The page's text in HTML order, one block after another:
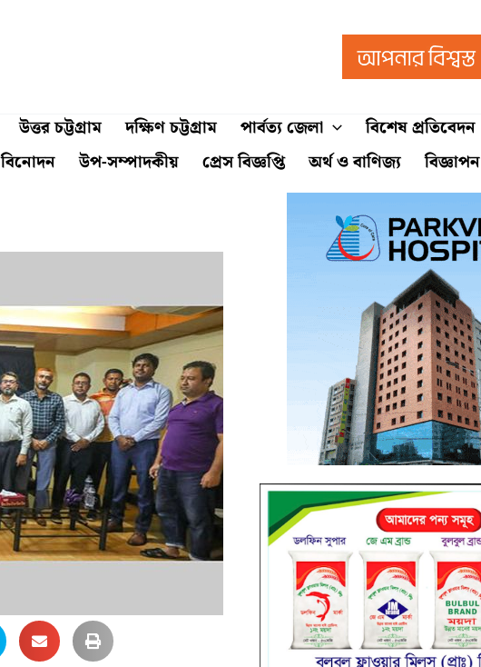
উত্তর চট্টগ্রাম দক্ষিণ চট্টগ্রাম পার্বত্য জেলা বিশেষ প্রতিবেদন
বিনোদন উপ-সম্পাদকীয় প্রেস বিজ্ঞপ্তি অর্থ ও বাণিজ্য বিজ্ঞাপন